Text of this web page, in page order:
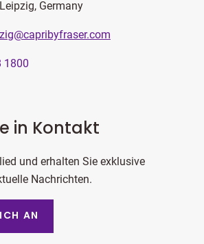
Germany
1800
in Kontakt
und erhalten Sie exklusive
Nachrichten.
AN